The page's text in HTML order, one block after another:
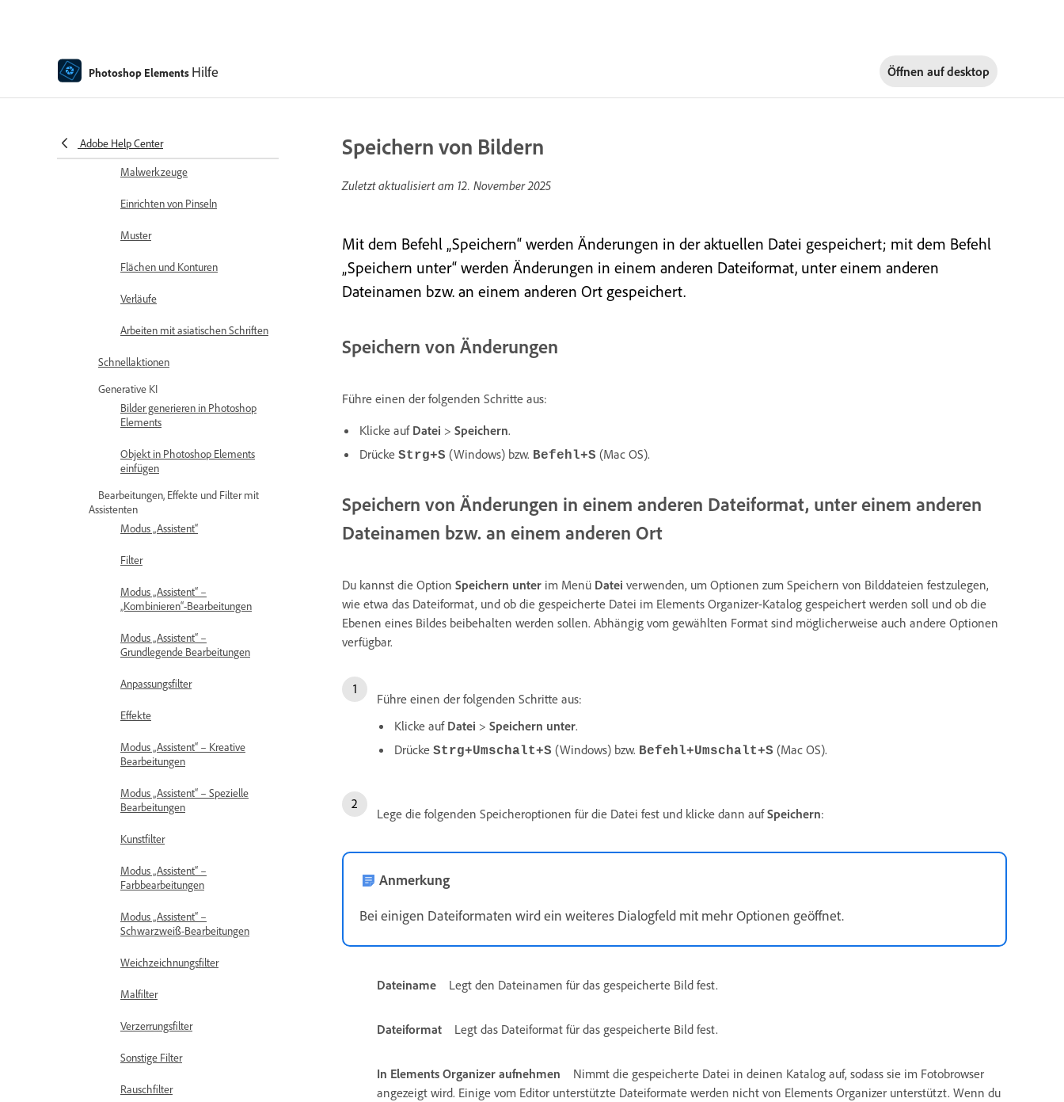
Photoshop Elements Hilfe Öffnen aufdesktop
Adobe Help Center
Erstellen von Formen
Malen – Übersicht
Malwerkzeuge
Einrichten von Pinseln
Muster
Flächen und Konturen
Verläufe
Arbeiten mit asiatischen Schriften
Schnellaktionen
Generative KI
Bilder generieren in Photoshop
Elements
Objekt in Photoshop Elements
einfügen
Bearbeitungen, Effekte und Filter mit
Assistenten
Modus „Assistent“
Filter
Modus „Assistent“ –
„Kombinieren“-Bearbeitungen
Modus „Assistent“ –
Grundlegende Bearbeitungen
Anpassungsfilter
Effekte
Modus „Assistent“ – Kreative
Bearbeitungen
Modus „Assistent“ – Spezielle
Bearbeitungen
Kunstfilter
Modus „Assistent“ –
Farbbearbeitungen
Modus „Assistent“ –
Schwarzweiß-Bearbeitungen
Weichzeichnungsfilter
Malfilter
Verzerrungsfilter
Sonstige Filter
Rauschfilter
Speichern von Bildern
Zuletzt aktualisiert am 12. November 2025
Mit dem Befehl „Speichern“ werden Änderungen in der aktuellen Datei gespeichert; mit dem Befehl
„Speichern unter“ werden Änderungen in einem anderen Dateiformat, unter einem anderen
Dateinamen bzw. an einem anderen Ort gespeichert.
Speichern von Änderungen
Führe einen der folgenden Schritte aus:
Klicke auf Datei > Speichern.
Drücke Strg+S (Windows) bzw. Befehl+S (Mac OS).
Speichern von Änderungen in einem anderen Dateiformat, unter einem anderen
Dateinamen bzw. an einem anderen Ort
Du kannst die Option Speichern unter im Menü Datei verwenden, um Optionen zum Speichern von Bilddateien festzulegen,
wie etwa das Dateiformat, und ob die gespeicherte Datei im Elements Organizer-Katalog gespeichert werden soll und ob die
Ebenen eines Bildes beibehalten werden sollen. Abhängig vom gewählten Format sind möglicherweise auch andere Optionen
verfügbar.
Führe einen der folgenden Schritte aus:
Klicke auf Datei > Speichern unter.
Drücke Strg+Umschalt+S (Windows) bzw. Befehl+Umschalt+S (Mac OS).
Lege die folgenden Speicheroptionen für die Datei fest und klicke dann aufSpeichern:
Anmerkung
Bei einigen Dateiformaten wird ein weiteres Dialogfeld mit mehr Optionen geöffnet.
Dateiname Legt den Dateinamen für das gespeicherte Bild fest.
Dateiformat Legt das Dateiformat für das gespeicherte Bild fest.
In Elements Organizer aufnehmen
Nimmt die gespeicherte Datei in deinen Katalog auf, sodass sie im Fotobrowser
angezeigt wird. Einige vom Editor unterstützte Dateiformate werden nicht von Elements Organizer unterstützt. Wenn du